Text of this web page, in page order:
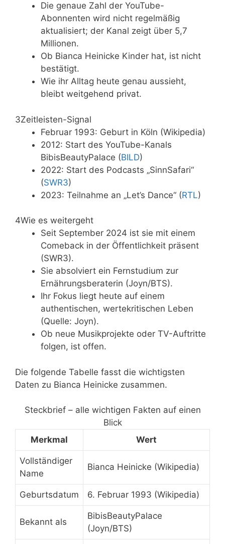
Die genaue Zahl der YouTube-
Abonnenten wird nicht regelmäßig
aktualisiert; der Kanal zeigt über 5,7
Millionen.
Ob Bianca Heinicke Kinder hat, ist nicht
bestätigt.
Wie ihr Alltag heute genau aussieht,
bleibt weitgehend privat.
3Zeitleisten-Signal
Februar 1993: Geburt in Köln (Wikipedia)
2012: Start des YouTube-Kanals
BibisBeautyPalace (BILD)
2022: Start des Podcasts „SinnSafari“
(SWR3)
2023: Teilnahme an „Let’s Dance“ (RTL)
4Wie es weitergeht
Seit September 2024 ist sie mit einem
Comeback in der Öffentlichkeit präsent
(SWR3).
Sie absolviert ein Fernstudium zur
Ernährungsberaterin (Joyn/BTS).
Ihr Fokus liegt heute auf einem
authentischen, wertekritischen Leben
(Quelle: Joyn).
Ob neue Musikprojekte oder TV-Auftritte
folgen, ist offen.
Die folgende Tabelle fasst die wichtigsten
Daten zu Bianca Heinicke zusammen.
Steckbrief – alle wichtigen Fakten auf einen
Blick
Merkmal
Wert
Vollständiger
Name
Bianca Heinicke (Wikipedia)
Geburtsdatum 6. Februar 1993 (Wikipedia)
Bekannt als
BibisBeautyPalace
(Joyn/BTS)